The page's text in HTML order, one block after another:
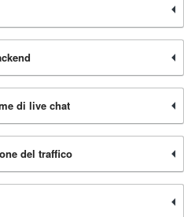
di live chat
del traffico